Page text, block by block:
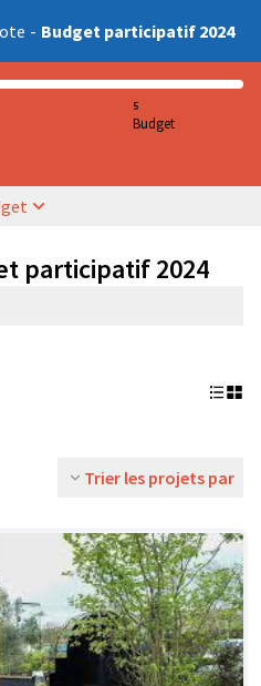
- Budget participatif 2024
5
Budget
participatif 2024
Trier les projets par